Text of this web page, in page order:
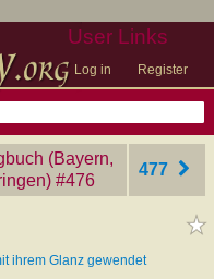
User Links
Log in Register
(Bayern,
‎#476
477
ihrem Glanz gewendet